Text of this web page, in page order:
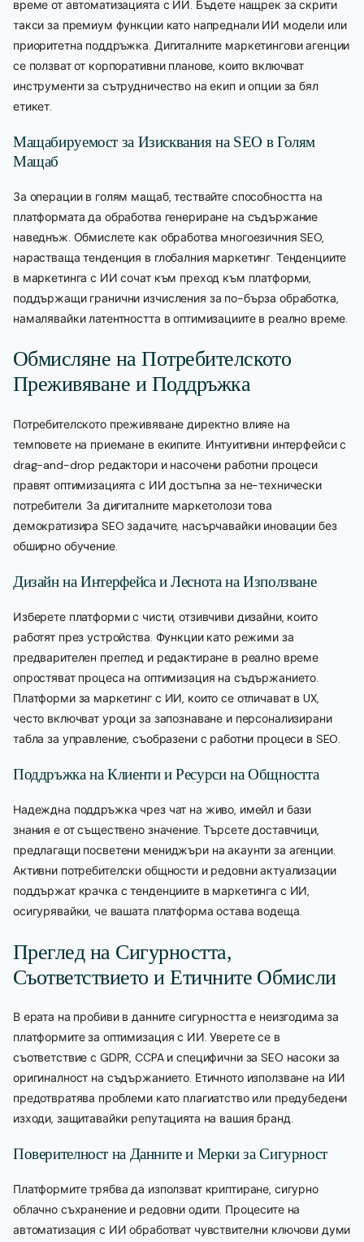
време от автоматизацията с ИИ. Бъдете нащрек за скрити
такси за премиум функции като напреднали ИИ модели или
приоритетна поддръжка. Дигиталните маркетингови агенции
се ползват от корпоративни планове, които включват
инструменти за сътрудничество на екип и опции за бял
етикет.
Мащабируемост за Изисквания на SEO в Голям
Мащаб
За операции в голям мащаб, тествайте способността на
платформата да обработва генериране на съдържание
наведнъж. Обмислете как обработва многоезичния SEO,
нарастваща тенденция в глобалния маркетинг. Тенденциите
в маркетинга с ИИ сочат към преход към платформи,
поддържащи гранични изчисления за по-бърза обработка,
намалявайки латентността в оптимизациите в реално време.
Обмисляне на Потребителското
Преживяване и Поддръжка
Потребителското преживяване директно влияе на
темповете на приемане в екипите. Интуитивни интерфейси с
drag-and-drop редактори и насочени работни процеси
правят оптимизацията с ИИ достъпна за не-технически
потребители. За дигиталните маркетолози това
демократизира SEO задачите, насърчавайки иновации без
обширно обучение.
Дизайн на Интерфейса и Леснота на Използване
Изберете платформи с чисти, отзивчиви дизайни, които
работят през устройства. Функции като режими за
предварителен преглед и редактиране в реално време
опростяват процеса на оптимизация на съдържанието.
Платформи за маркетинг с ИИ, които се отличават в UX,
често включват уроци за запознаване и персонализирани
табла за управление, съобразени с работни процеси в SEO.
Поддръжка на Клиенти и Ресурси на Общността
Надеждна поддръжка чрез чат на живо, имейл и бази
знания е от съществено значение. Търсете доставчици,
предлагащи посветени мениджъри на акаунти за агенции.
Активни потребителски общности и редовни актуализации
поддържат крачка с тенденциите в маркетинга с ИИ,
осигурявайки, че вашата платформа остава водеща.
Преглед на Сигурността,
Съответствието и Етичните Обмисли
В ерата на пробиви в данните сигурността е неизгодима за
платформите за оптимизация с ИИ. Уверете се в
съответствие с GDPR, CCPA и специфични за SEO насоки за
оригиналност на съдържанието. Етичното използване на ИИ
предотвратява проблеми като плагиатство или предубедени
изходи, защитавайки репутацията на вашия бранд.
Поверителност на Данните и Мерки за Сигурност
Платформите трябва да използват криптиране, сигурно
облачно съхранение и редовни одити. Процесите на
автоматизация с ИИ обработват чувствителни ключови думи